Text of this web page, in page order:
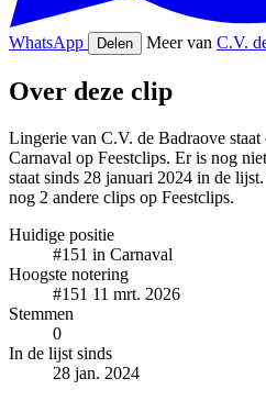
WhatsApp Delen Meer van C.V.
Over deze clip
Lingerie van C.V. de Badraove
Carnaval op Feestclips. Er is nog
staat sinds 28 januari 2024 in de
nog 2 andere clips op Feestclips.
Huidige positie
#151 in Carnaval
Hoogste notering
#151 11 mrt. 2026
Stemmen
0
In de lijst sinds
28 jan. 2024